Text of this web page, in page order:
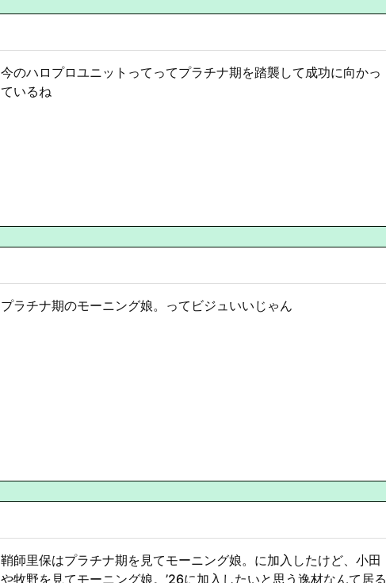
今のハロプロユニットってってプラチナ期を踏襲して成功に向かっ
ているね
プラチナ期のモーニング娘。ってビジュいいじゃん
鞘師里保はプラチナ期を見てモーニング娘。に加入したけど、小田
や牧野を見てモーニング娘。’26に加入したいと思う逸材なんて居る